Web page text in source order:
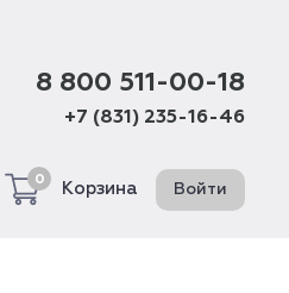
8 800 511-00-18
+7 (831) 235-16-46
0
Корзина Войти